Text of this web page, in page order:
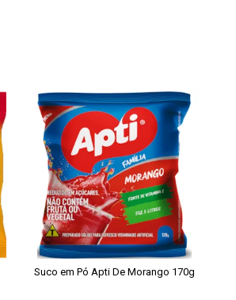
Suco em Pó Apti De Morango 170g